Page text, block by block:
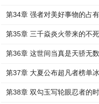
第34章 强者对美好事物的占
第35章 三千焱炎火带来的不
第36章 这世间当真是天骄无数
第37章 大夏公布超凡者榜单
第38章 双勾玉写轮眼忍者的